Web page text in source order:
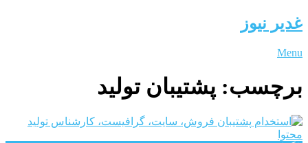
غدیر نیوز
Menu
برچسب: پشتیبان تولید